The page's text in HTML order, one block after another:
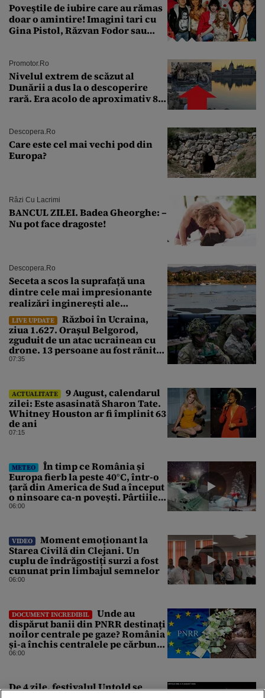
Poveştile de iubire care au rămas
doar o amintire! Imagini tari cu
Gina Pistol, Răzvan Fodor sau
Promotor.ro
Nivelul extrem de scăzut al
Dunării a dus la o descoperire
rară. Era acolo de aproximativ 80
Descopera.ro
Care este cel mai vechi pod din
Europa?
Râzi Cu Lacrimi
BANCUL ZILEI. Badea Gheorghe: –
Nu pot face dragoste!
Descopera.ro
Seceta a scos la suprafață una
dintre cele mai impresionante
realizări inginerești ale
Imperiului Roman
LIVE UPDATE
Război în Ucraina,
ziua 1.627. Orașul Belgorod,
zguduit de un atac ucrainean cu
drone. 13 persoane au fost rănite
și mai multe clădiri, incendiate
07:35
ACTUALITATE
9 August, calendarul
zilei: Este asasinată Sharon Tate.
Whitney Houston ar fi împlinit 63
de ani
07:15
METEO
În timp ce România și
Europa fierb la peste 40°C, într-o
țară din America de Sud a început
o ninsoare ca-n povești. Pârtiile
s-au umplut de schiori
06:00
VIDEO
Moment emoționant la
Starea Civilă din Clejani. Un
cuplu de îndrăgostiți surzi a fost
cununat prin limbajul semnelor
06:00
DOCUMENT INCREDIBIL
Unde au
dispărut banii din PNRR destinați
noilor centrale pe gaze? România
și-a închis centralele pe cărbune
în ritm galopant, dar nu a pus
06:00
De 4 zile, festivalul Untold se